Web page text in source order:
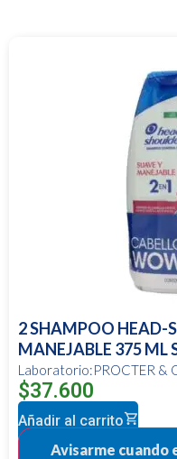
2 SHAMPOO HEAD-
MANEJABLE 375 ML
Laboratorio:PROCTER &
$37.600
Añadir al carrito